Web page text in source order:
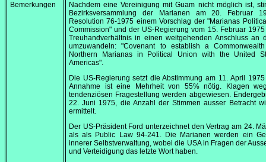
Bemerkungen
Nachdem eine Vereinigung mit Guam nicht möglich ist,
Bezirksversammlung der Marianen am20. Februar
Resolution 76-1975 einem Vorschlag der"Marianas
Commission" und der US-Regierung vom 15. Februar 1975
Treuhandverhältnis in einen weitgehenden Anschluss an
umzuwandeln:"Covenant to establish a
Northern Marianas in Political Union with the United
Americas".
Die US-Regierung setzt die Abstimmung am 11. April 1975
Annahme ist eine Mehrheit von 55% nötig. Klagen
tendenziösen Fragestellung werden abgewiesen.
22. Juni 1975, die Anzahl der Stimmen ausser Betracht
ermittelt.
Der US-Präsident Ford unterzeichnet den Vertrag am 24.
als als Public Law94-241. Die Marianen werden ein
innerer Selbstverwaltung, wobei die USA in Fragen der
und Verteidigung das letzte Wort haben.